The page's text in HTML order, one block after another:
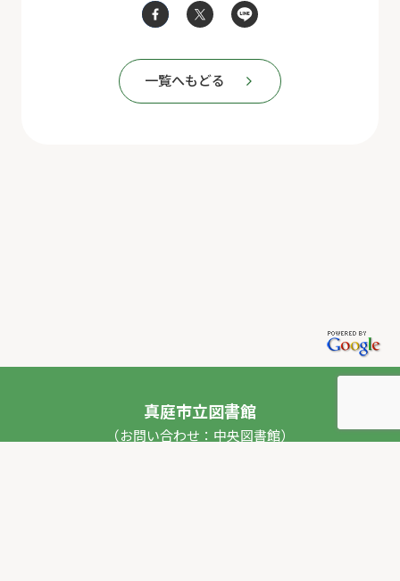
一覧へもどる
真庭市立図書館
（お問い合わせ：中央図書館）